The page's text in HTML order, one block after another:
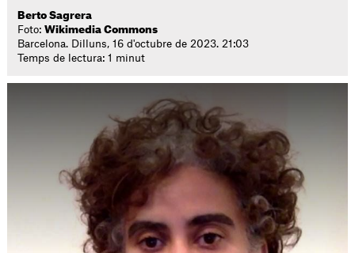
Berto Sagrera
Foto:Wikimedia Commons
Barcelona. Dilluns, 16 d'octubre de 2023. 21:03
Temps de lectura: 1 minut